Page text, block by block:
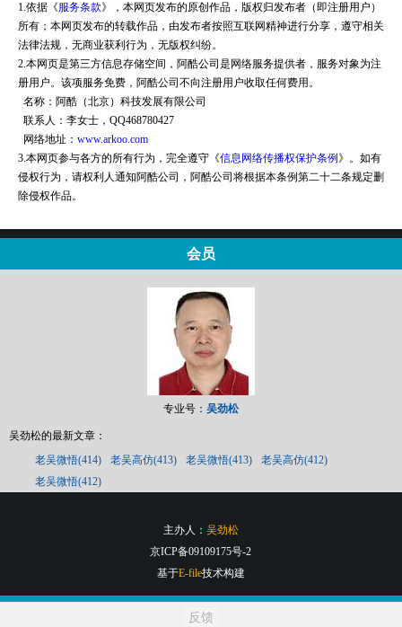
1.依据《服务条款》，本网页发布的原创作品，版权归发布者（即注册用户）
所有；本网页发布的转载作品，由发布者按照互联网精神进行分享，遵守相关
法律法规，无商业获利行为，无版权纠纷。
2.本网页是第三方信息存储空间，阿酷公司是网络服务提供者，服务对象为注
册用户。该项服务免费，阿酷公司不向注册用户收取任何费用。
名称：阿酷（北京）科技发展有限公司
联系人：李女士，QQ468780427
网络地址： www.arkoo.com
3.本网页参与各方的所有行为，完全遵守《信息网络传播权保护条例 》。如有
侵权行为，请权利人通知阿酷公司，阿酷公司将根据本条例第二十二条规定删
除侵权作品。
会员
专业号： 吴劲松
吴劲松的最新文章：
老吴微悟(414)
老吴高仿(413) 老吴微悟(413)
老吴高仿(412)
老吴微悟(412)
主办人： 吴劲松
京ICP备09109175号-2
基于E-file技术构建
反馈